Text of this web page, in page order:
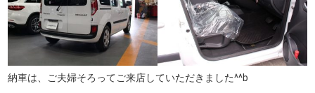
納車は、ご夫婦そろってご来店していただきました^^b